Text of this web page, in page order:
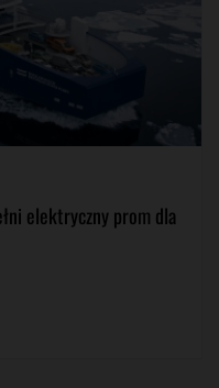
elektryczny prom dla